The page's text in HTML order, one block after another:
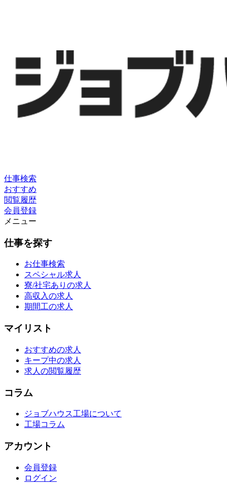
仕事検索
おすすめ
閲覧履歴
会員登録
メニュー
仕事を探す
お仕事検索
スペシャル求人
寮/社宅ありの求人
高収入の求人
期間工の求人
マイリスト
おすすめの求人
キープ中の求人
求人の閲覧履歴
コラム
ジョブハウス工場について
工場コラム
アカウント
会員登録
ログイン